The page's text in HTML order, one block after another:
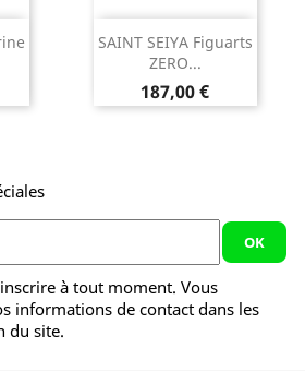
SAINT SEIYA Figuarts
ZERO...
Prix
187,00 €
à tout moment. Vous
informations de contact dans les
du site.